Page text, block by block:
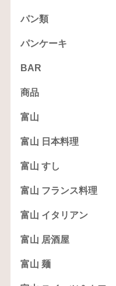
パン類
パンケーキ
BAR
商品
富山
富山 日本料理
富山 すし
富山 フランス料理
富山 イタリアン
富山 居酒屋
富山 麺